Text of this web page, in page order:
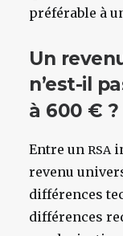
préférable à
Un
n’est-il
à 600 € ?
Entre un RSA
revenu
différences
différences